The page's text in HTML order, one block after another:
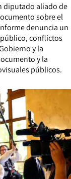
diputado aliado de
sobre el
denuncia un
conflictos
y la
y la
públicos.